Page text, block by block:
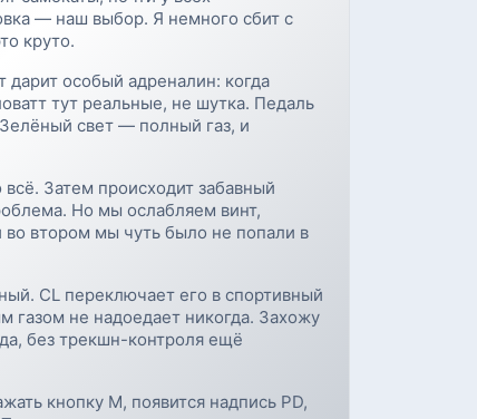
— наш выбор. Я немного сбит с
круто.
дарит особый адреналин: когда
тут реальные, не шутка. Педаль
свет — полный газ, и
Затем происходит забавный
Но мы ослабляем винт,
во втором мы чуть было не попали в
CL переключает его в спортивный
газом не надоедает никогда. Захожу
без трекшн-контроля ещё
кнопку M, появится надпись PD,